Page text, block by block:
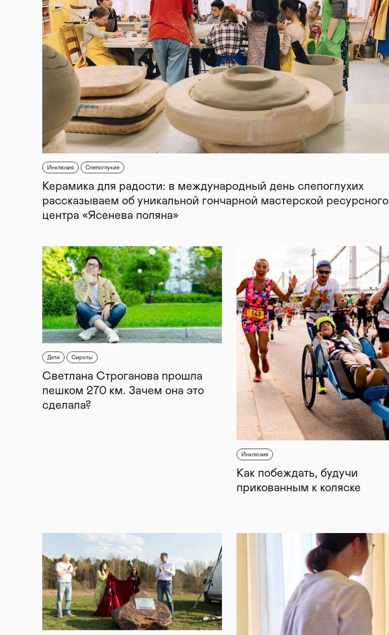
Инклюзия Слепоглухие
Керамика для радости: в международный день слепоглухих
рассказываем об уникальной гончарной мастерской ресурсного
центра «Ясенева поляна»
Дети Сироты
Светлана Строганова прошла
пешком 270 км. Зачем она это
сделала?
Инклюзия
Как побеждать, будучи
прикованным к коляске